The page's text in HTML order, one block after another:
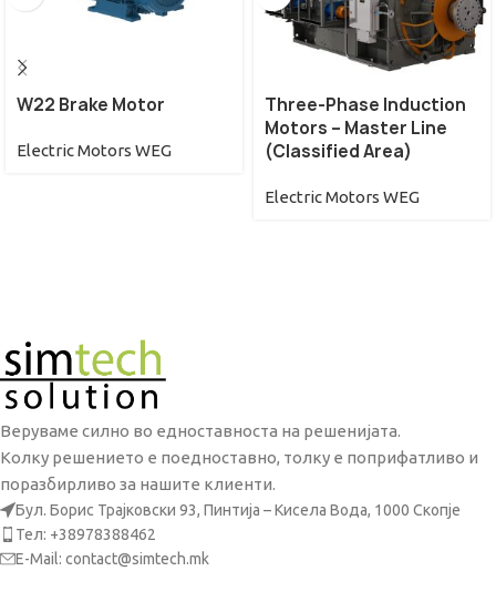
W22 Brake Motor
Electric Motors WEG
Three-Phase Induction
Motors – Master Line
(Classified Area)
Electric Motors WEG
Веруваме силно во едноставноста на решенијата.
Колку решението е поедноставно, толку е поприфатливо и
поразбирливо за нашите клиенти.
Бул. Борис Трајковски 93, Пинтија – Кисела Вода, 1000 Скопје
Тел: +38978388462
E-Mail: contact@simtech.mk